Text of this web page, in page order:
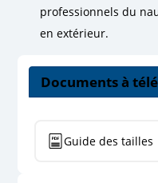
professionnels du
en extérieur.
Documents à
Guide des tailles